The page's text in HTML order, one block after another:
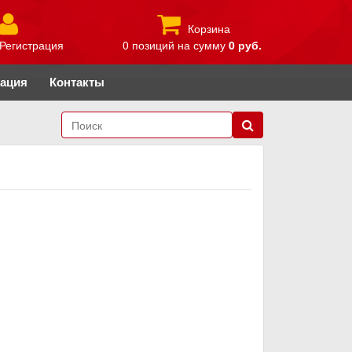
Корзина
0 позиций на сумму 0 руб.
Контакты